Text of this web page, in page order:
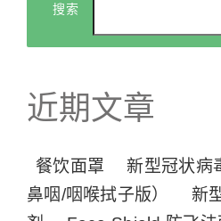
搜索
近期文章
餐饮面罩
新型冠状病
鼻咽/咽喉拭子版）
新